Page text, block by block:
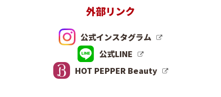
外部リンク
公式インスタグラム
公式LINE
HOT PEPPER Beauty